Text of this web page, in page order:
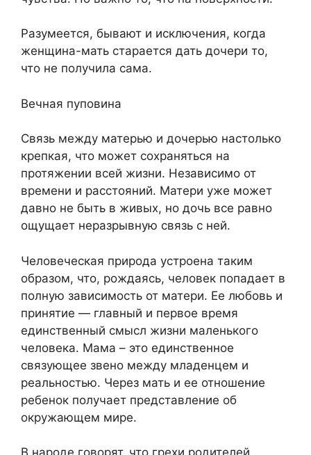
Разумеется, бывают и исключения, когда
женщина-мать старается дать дочери то,
что не получила сама.
Вечная пуповина
Связь между матерью и дочерью настолько
крепкая, что может сохраняться на
протяжении всей жизни. Независимо от
времени и расстояний. Матери уже может
давно не быть в живых, но дочь все равно
ощущает неразрывную связь с ней.
Человеческая природа устроена таким
образом, что, рождаясь, человек попадает в
полную зависимость от матери. Ее любовь и
принятие — главный и первое время
единственный смысл жизни маленького
человека. Мама – это единственное
связующее звено между младенцем и
реальностью. Через мать и ее отношение
ребенок получает представление об
окружающем мире.